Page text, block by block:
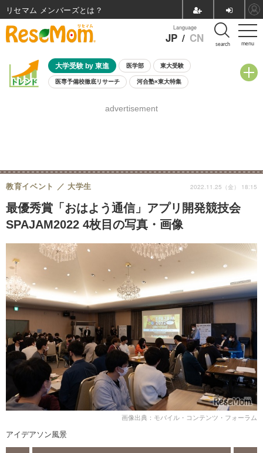
menu
Language
JP / CN search
大学受験 by 東進 医学部 東大受験
医専予備校徹底リサーチ 河合塾×東大特集
8月開催学校説明会・相談会
advertisement
最優秀賞「おはよう通信」アプリ開発競技会
SPAJAM2022 4枚目の写真・画像
教育イベント 大学生 2022.11.25（金） 18:15
画像出典：モバイル・コンテンツ・フォーラム
アイデアソン風景
リセマム メンバーズ